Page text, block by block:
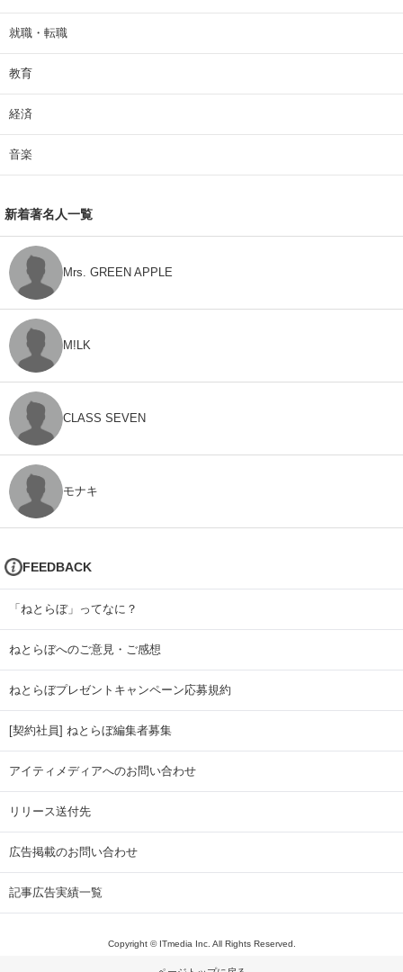
就職・転職
教育
経済
音楽
新着著名人一覧
Mrs. GREEN APPLE
M!LK
CLASS SEVEN
モナキ
FEEDBACK
「ねとらぼ」ってなに？
ねとらぼへのご意見・ご感想
ねとらぼプレゼントキャンペーン応募規約
[契約社員] ねとらぼ編集者募集
アイティメディアへのお問い合わせ
リリース送付先
広告掲載のお問い合わせ
記事広告実績一覧
Copyright © ITmedia Inc. All Rights Reserved.